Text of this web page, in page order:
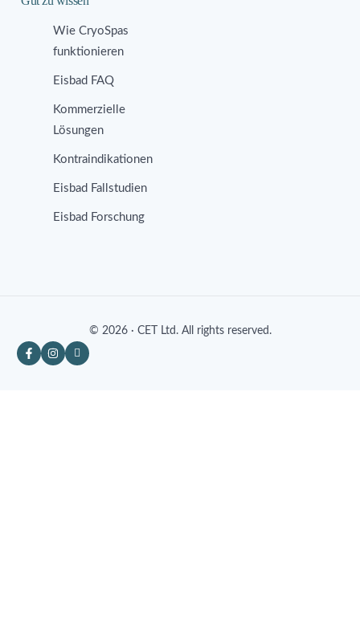
Wie CryoSpas
funktionieren
Eisbad FAQ
Kommerzielle
Lösungen
Kontraindikationen
Eisbad Fallstudien
Eisbad Forschung
© 2026 · CET Ltd. All rights reserved.